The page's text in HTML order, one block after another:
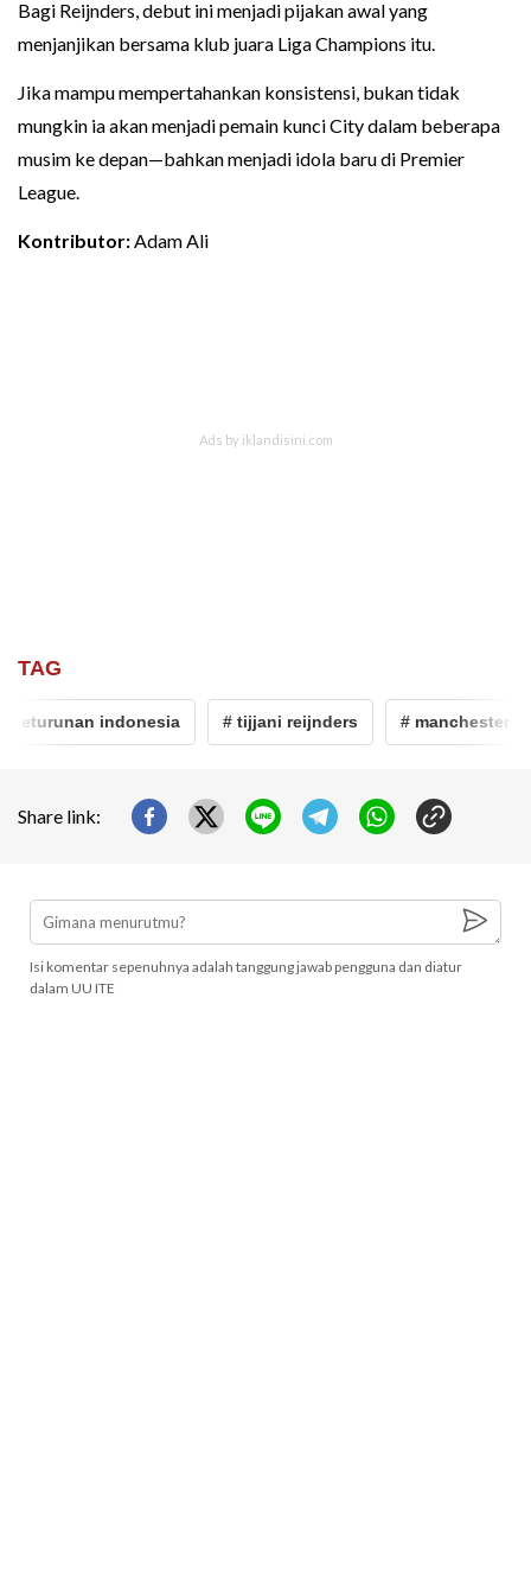
Bagi Reijnders, debut ini menjadi pijakan awal yang
menjanjikan bersama klub juara Liga Champions itu.
Jika mampu mempertahankan konsistensi, bukan tidak
mungkin ia akan menjadi pemain kunci City dalam beberapa
musim ke depan—bahkan menjadi idola baru di Premier
League.
Kontributor:Adam Ali
TAG
indonesia # tijjani reijnders # manchester city
Share link:
Isi komentar sepenuhnya adalah tanggung jawab pengguna dan diatur
dalam UU ITE